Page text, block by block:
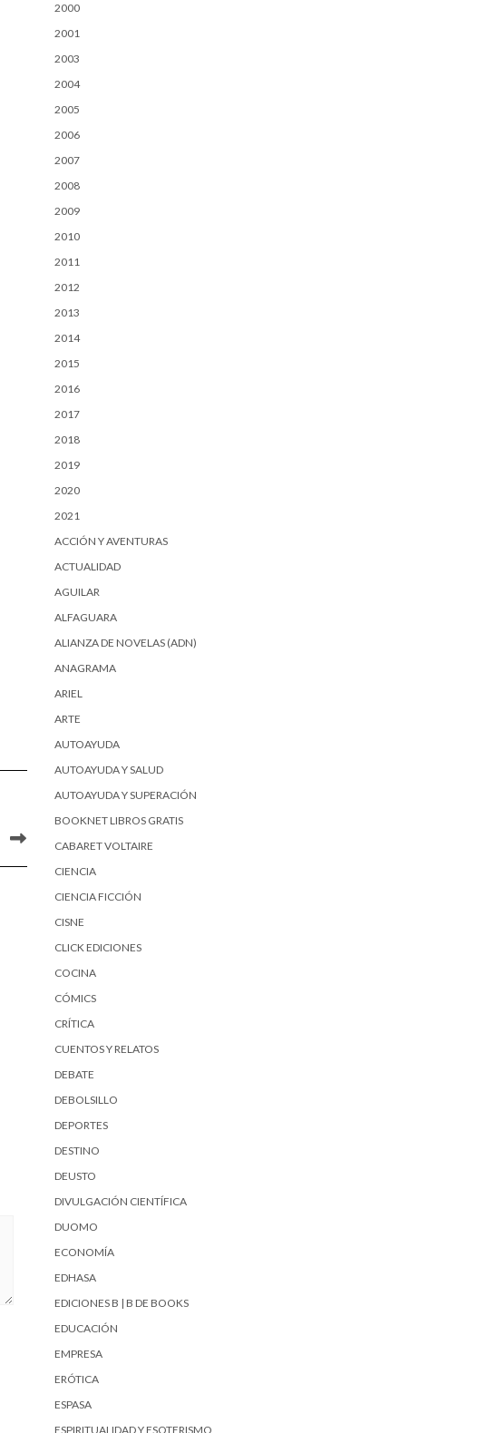
2000
2001
2003
2004
2005
2006
2007
2008
2009
2010
2011
2012
2013
2014
2015
2016
2017
2018
2019
2020
2021
ACCIÓN Y AVENTURAS
ACTUALIDAD
AGUILAR
ALFAGUARA
ALIANZA DE NOVELAS (ADN)
ANAGRAMA
ARIEL
ARTE
AUTOAYUDA
AUTOAYUDA Y SALUD
AUTOAYUDA Y SUPERACIÓN
BOOKNET LIBROS GRATIS
CABARET VOLTAIRE
CIENCIA
CIENCIA FICCIÓN
CISNE
CLICK EDICIONES
COCINA
CÓMICS
CRÍTICA
CUENTOS Y RELATOS
DEBATE
DEBOLSILLO
DEPORTES
DESTINO
DEUSTO
DIVULGACIÓN CIENTÍFICA
DUOMO
ECONOMÍA
EDHASA
EDICIONES B | B DE BOOKS
EDUCACIÓN
EMPRESA
ERÓTICA
ESPASA
ESPIRITUALIDAD Y ESOTERISMO